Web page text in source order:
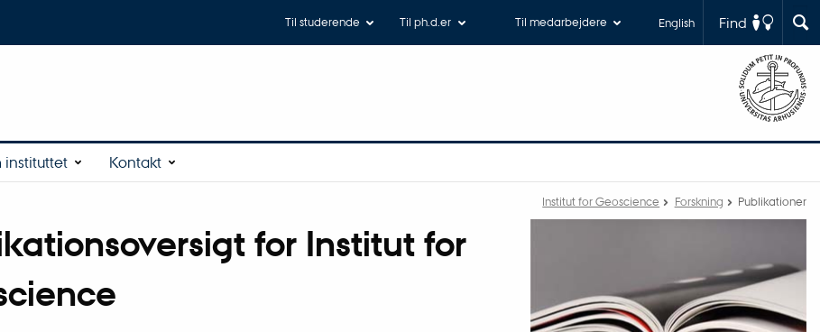
Find
English
Til studerende Til ph.d.er Til medarbejdere
instituttet Kontakt
Institut for Geoscience Forskning Publikationer
for Institut for